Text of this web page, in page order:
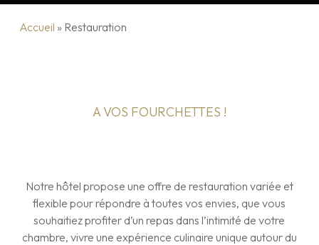
Accueil » Restauration
A VOS FOURCHETTES !
Notre hôtel propose une offre de restauration variée et
flexible pour répondre à toutes vos envies, que vous
souhaitiez profiter d’un repas dans l’intimité de votre
chambre, vivre une expérience culinaire unique autour du